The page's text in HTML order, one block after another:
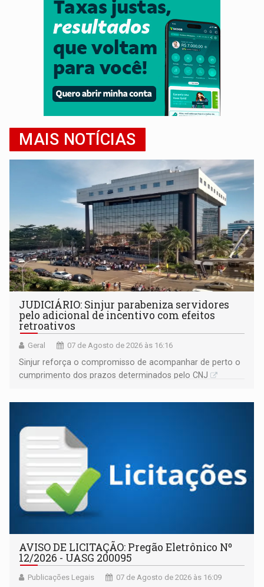
MAIS NOTÍCIAS
JUDICIÁRIO: Sinjur parabeniza servidores
pelo adicional de incentivo com efeitos
retroativos
Geral 07 de Agosto de 2026 às 16:16
Sinjur reforça o compromisso de acompanhar de perto o
cumprimento dos prazos determinados pelo CNJ
AVISO DE LICITAÇÃO: Pregão Eletrônico Nº
12/2026 - UASG 200095
Publicações Legais 07 de Agosto de 2026 às 16:09